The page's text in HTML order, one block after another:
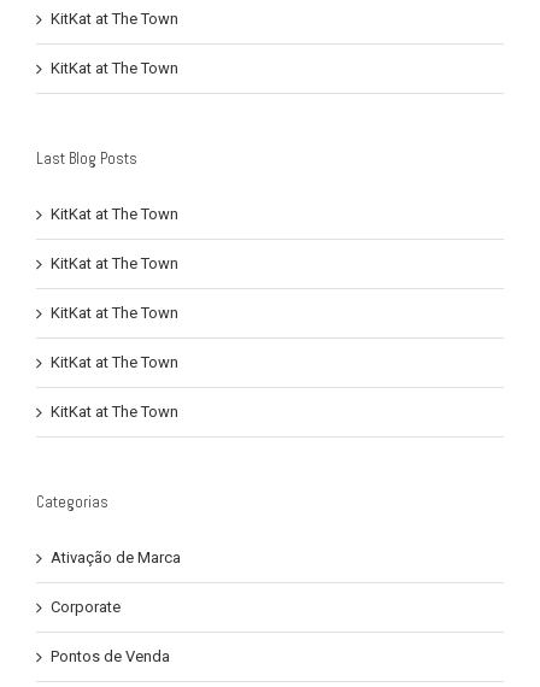
KitKat at The Town
KitKat at The Town
Last Blog Posts
KitKat at The Town
KitKat at The Town
KitKat at The Town
KitKat at The Town
KitKat at The Town
Categorias
Ativação de Marca
Corporate
Pontos de Venda